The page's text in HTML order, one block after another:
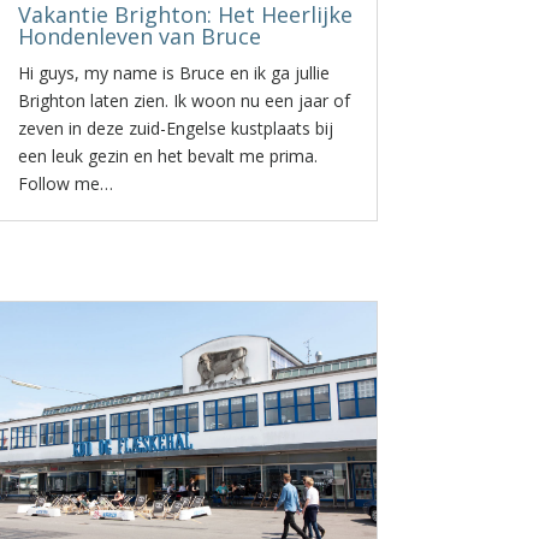
Vakantie Brighton: Het Heerlijke
Hondenleven van Bruce
Hi guys, my name is Bruce en ik ga jullie
Brighton laten zien. Ik woon nu een jaar of
zeven in deze zuid-Engelse kustplaats bij
een leuk gezin en het bevalt me prima.
Follow me…